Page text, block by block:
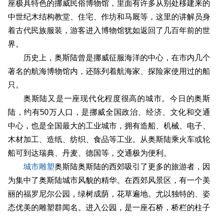
座极具特色的挪威民俗博物馆，里面有许多从别处移建来的
中世纪木结构教堂、住宅、作坊和马厩等，这里的讲解员身
着古代民族服装，游客进入博物馆犹如返回了几百年前的世
界。
历史上，奥斯陆曾是挪威征服海洋的中心，在市内几个
著名的航海博物馆内，还陈列着航海家、探险家使用过的船
只。
奥斯陆又是一座现代化程度很高的城市。今日的奥斯
陆，约有50万人口，是挪威全国政治、经济、文化和交通
中心，也是全国最大的工业城市，拥有造船、机械、电子、
木材加工、造纸、纺织、食品等工业。从奥斯陆乘火车或轮
船可到达瑞典、丹麦、德国等，交通极为便利。
城市雕塑奥斯陆奥斯陆的西郊吸引了更多的旅游者，因
为集中了奥斯陆城市风貌的精华。在西郊风景区，有一个美
丽的福罗尼尔公园，绿树成荫，花草遍地。尤以独特的、姿
态优美的雕塑群闻名。进入公园，是一座石桥，桥栏的柱子